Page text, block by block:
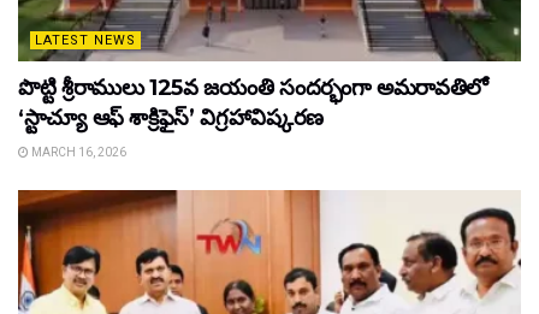
LATEST NEWS
పొట్టి శ్రీరాములు 125వ జయంతి సందర్భంగా అమరావతిలో
‘స్టాచ్యూ ఆఫ్ శాక్రిఫైస్’ విగ్రహావిష్కరణ
MARCH 16, 2026